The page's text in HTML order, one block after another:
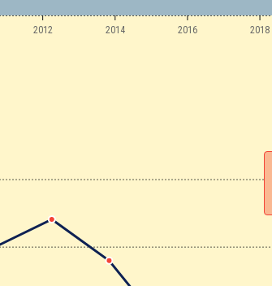
2012 2014 2016 2018